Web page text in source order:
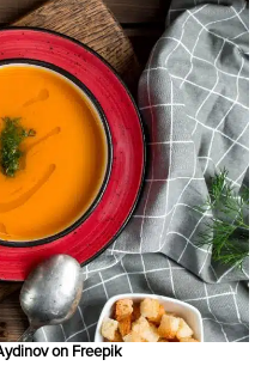
on Freepik